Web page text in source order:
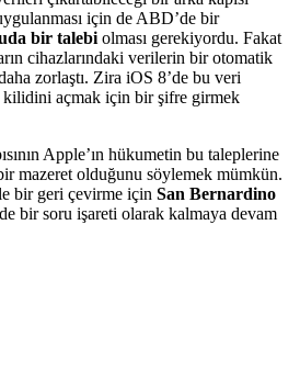
için de ABD’de bir
bir talebi olması gerekiyordu. Fakat
cihazlarındaki verilerin bir otomatik
zorlaştı. Zira iOS 8’de bu veri
kilidini açmak için bir şifre girmek
Apple’ın hükumetin bu taleplerine
mazeret olduğunu söylemek mümkün.
bir geri çevirme için San Bernardino
bir soru işareti olarak kalmaya devam